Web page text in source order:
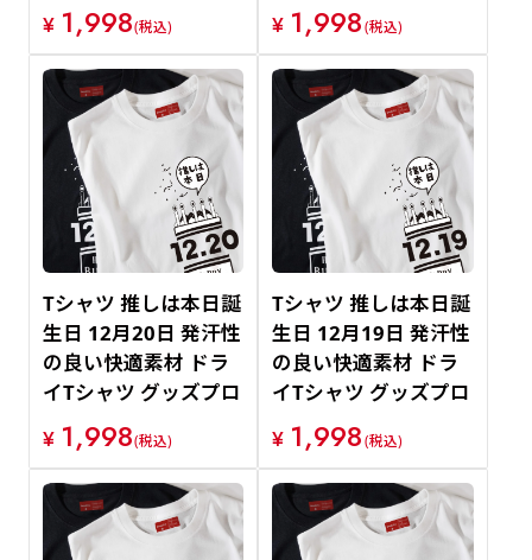
¥ 1,998(税込)
¥ 1,998(税込)
Tシャツ 推しは本日誕
生日 12月20日 発汗性
の良い快適素材 ドラ
イTシャツ グッズプロ
¥ 1,998(税込)
Tシャツ 推しは本日誕
生日 12月19日 発汗性
の良い快適素材 ドラ
イTシャツ グッズプロ
¥ 1,998(税込)